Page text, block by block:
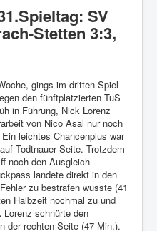
SV
Stetten 3:3,
gings im dritten Spiel
den fünftplatzierten TuS
in Führung, Nick Lorenz
von Nico Asal nur noch
leichtes Chancenplus war
Todtnauer Seite. Trotzdem
noch den Ausgleich
landete direkt in den
zu bestrafen wusste (41
Halbzeit nochmal zu und
schnürte den
der rechten Seite (47 Min.).